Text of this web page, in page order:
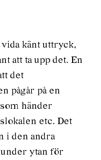
känt uttryck,
att ta upp det. En
det
pågår på en
händer
etc. Det
i den andra
ytan för